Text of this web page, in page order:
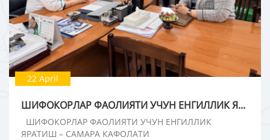
22 April
ШИФОКОРЛАР ФАОЛИЯТИ УЧУН ЕНГИЛЛИК ЯРАТИШ – САМАРА КАФОЛАТИ
ШИФОКОРЛАР ФАОЛИЯТИ УЧУН ЕНГИЛЛИК
ЯРАТИШ – САМАРА КАФОЛАТИ